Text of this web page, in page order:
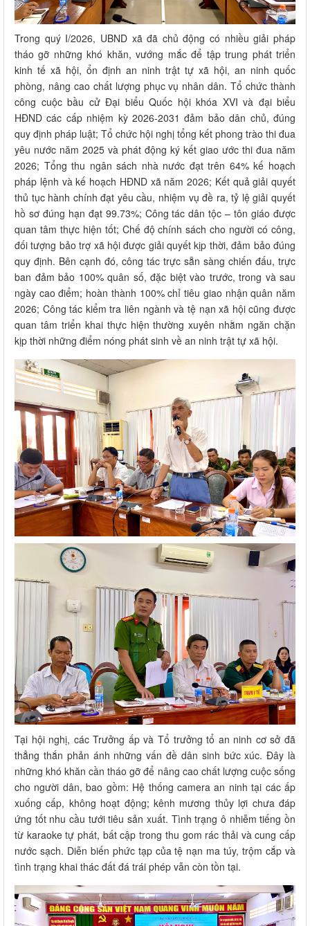
Trong quý I/2026, UBND xã đã chủ động có nhiều giải pháp
tháo gỡ những khó khăn, vướng mắc để tập trung phát triển
kinh tế xã hội, ổn định an ninh trật tự xã hội, an ninh quốc
phòng, nâng cao chất lượng phục vụ nhân dân. Tổ chức thành
công cuộc bầu cử Đại biểu Quốc hội khóa XVI và đại biểu
HĐND các cấp nhiệm kỳ 2026-2031 đảm bảo dân chủ, đúng
quy định pháp luật; Tổ chức hội nghị tổng kết phong trào thi đua
yêu nước năm 2025 và phát động ký kết giao ước thi đua năm
2026; Tổng thu ngân sách nhà nước đạt trên 64% kế hoạch
pháp lệnh và kế hoạch HĐND xã năm 2026; Kết quả giải quyết
thủ tục hành chính đạt yêu cầu, nhiệm vụ đề ra, tỷ lệ giải quyết
hồ sơ đúng hạn đạt 99.73%; Công tác dân tộc – tôn giáo được
quan tâm thực hiện tốt; Chế độ chính sách cho người có công,
đối tượng bảo trợ xã hội được giải quyết kịp thời, đảm bảo đúng
quy định. Bên cạnh đó, công tác trực sẵn sàng chiến đấu, trực
ban đảm bảo 100% quân số, đặc biệt vào trước, trong và sau
ngày cao điểm; hoàn thành 100% chỉ tiêu giao nhận quân năm
2026; Công tác kiểm tra liên ngành và tệ nạn xã hội cũng được
quan tâm triển khai thực hiện thường xuyên nhằm ngăn chặn
kịp thời những điểm nóng phát sinh về an ninh trật tự xã hội.
Tại hội nghị, các Trưởng ấp và Tổ trưởng tổ an ninh cơ sở đã
thẳng thắn phản ánh những vấn đề dân sinh bức xúc. Đây là
những khó khăn cần tháo gỡ để nâng cao chất lượng cuộc sống
cho người dân, bao gồm: Hệ thống camera an ninh tại các ấp
xuống cấp, không hoạt động; kênh mương thủy lợi chưa đáp
ứng tốt nhu cầu tưới tiêu sản xuất. Tình trạng ô nhiễm tiếng ồn
từ karaoke tự phát, bất cập trong thu gom rác thải và cung cấp
nước sạch. Diễn biến phức tạp của tệ nạn ma túy, trộm cắp và
tình trạng khai thác đất đá trái phép vẫn còn tồn tại.